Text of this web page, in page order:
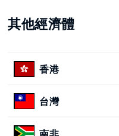
其他經濟體
香港
台灣
南非